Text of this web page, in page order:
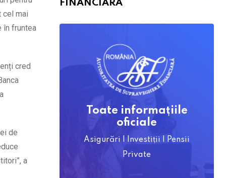
cel mai
în fruntea
cred
de
a
FINANCIARĂ
Toate informațiile
oficiale
Asigurări | Investiții | Pensii
Private